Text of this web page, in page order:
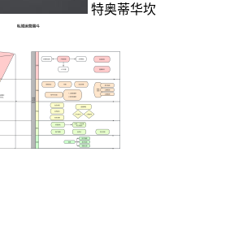
特奥蒂华坎